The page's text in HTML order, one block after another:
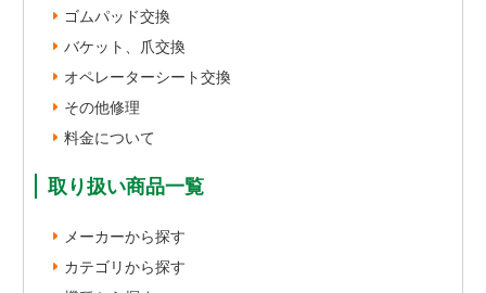
ゴムパッド交換
バケット、爪交換
オペレーターシート交換
その他修理
料金について
取り扱い商品一覧
メーカーから探す
カテゴリから探す